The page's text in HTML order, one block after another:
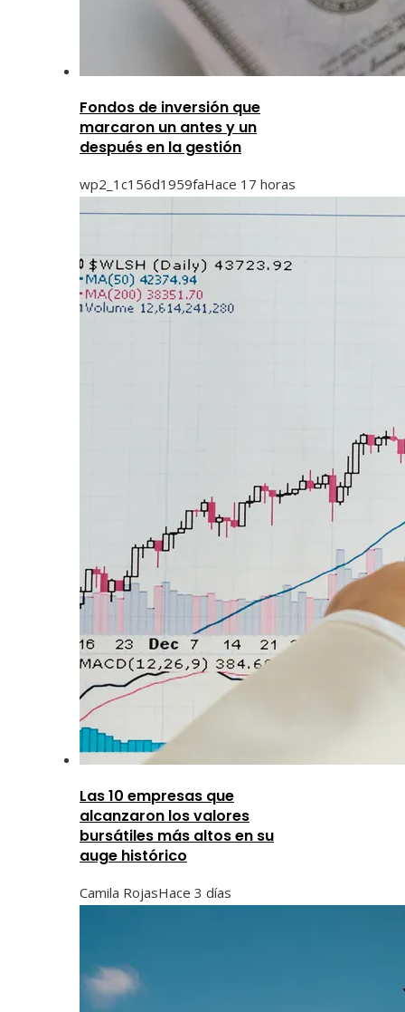
Fondos de inversión que
marcaron un antes y un
después en la gestión
wp2_1c156d1959faHace 17 horas
Las 10 empresas que
alcanzaron los valores
bursátiles más altos en su
auge histórico
Camila RojasHace 3 días